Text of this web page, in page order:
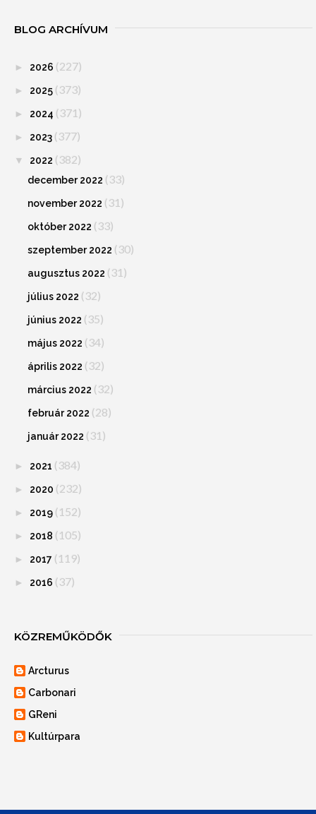
BLOG ARCHÍVUM
► 2026 (227)
► 2025 (373)
► 2024 (371)
► 2023 (377)
▼ 2022 (382)
december 2022 (33)
november 2022 (31)
október 2022 (33)
szeptember 2022 (30)
augusztus 2022 (31)
július 2022 (32)
június 2022 (35)
május 2022 (34)
április 2022 (32)
március 2022 (32)
február 2022 (28)
január 2022 (31)
► 2021 (384)
► 2020 (232)
► 2019 (152)
► 2018 (105)
► 2017 (119)
► 2016 (37)
KÖZREMŰKÖDŐK
Arcturus
Carbonari
GReni
Kultúrpara